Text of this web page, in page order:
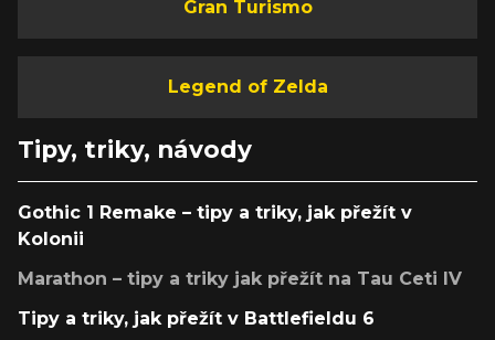
Gran Turismo
Legend of Zelda
Tipy, triky, návody
Gothic 1 Remake – tipy a triky, jak přežít v
Kolonii
Marathon – tipy a triky jak přežít na Tau Ceti IV
Tipy a triky, jak přežít v Battlefieldu 6